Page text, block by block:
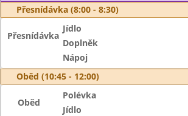
Přesnídávka (8:00 - 8:30)
Přesnídávka
Jídlo
Doplněk
Nápoj
Oběd (10:45 - 12:00)
Oběd
Polévka
Jídlo